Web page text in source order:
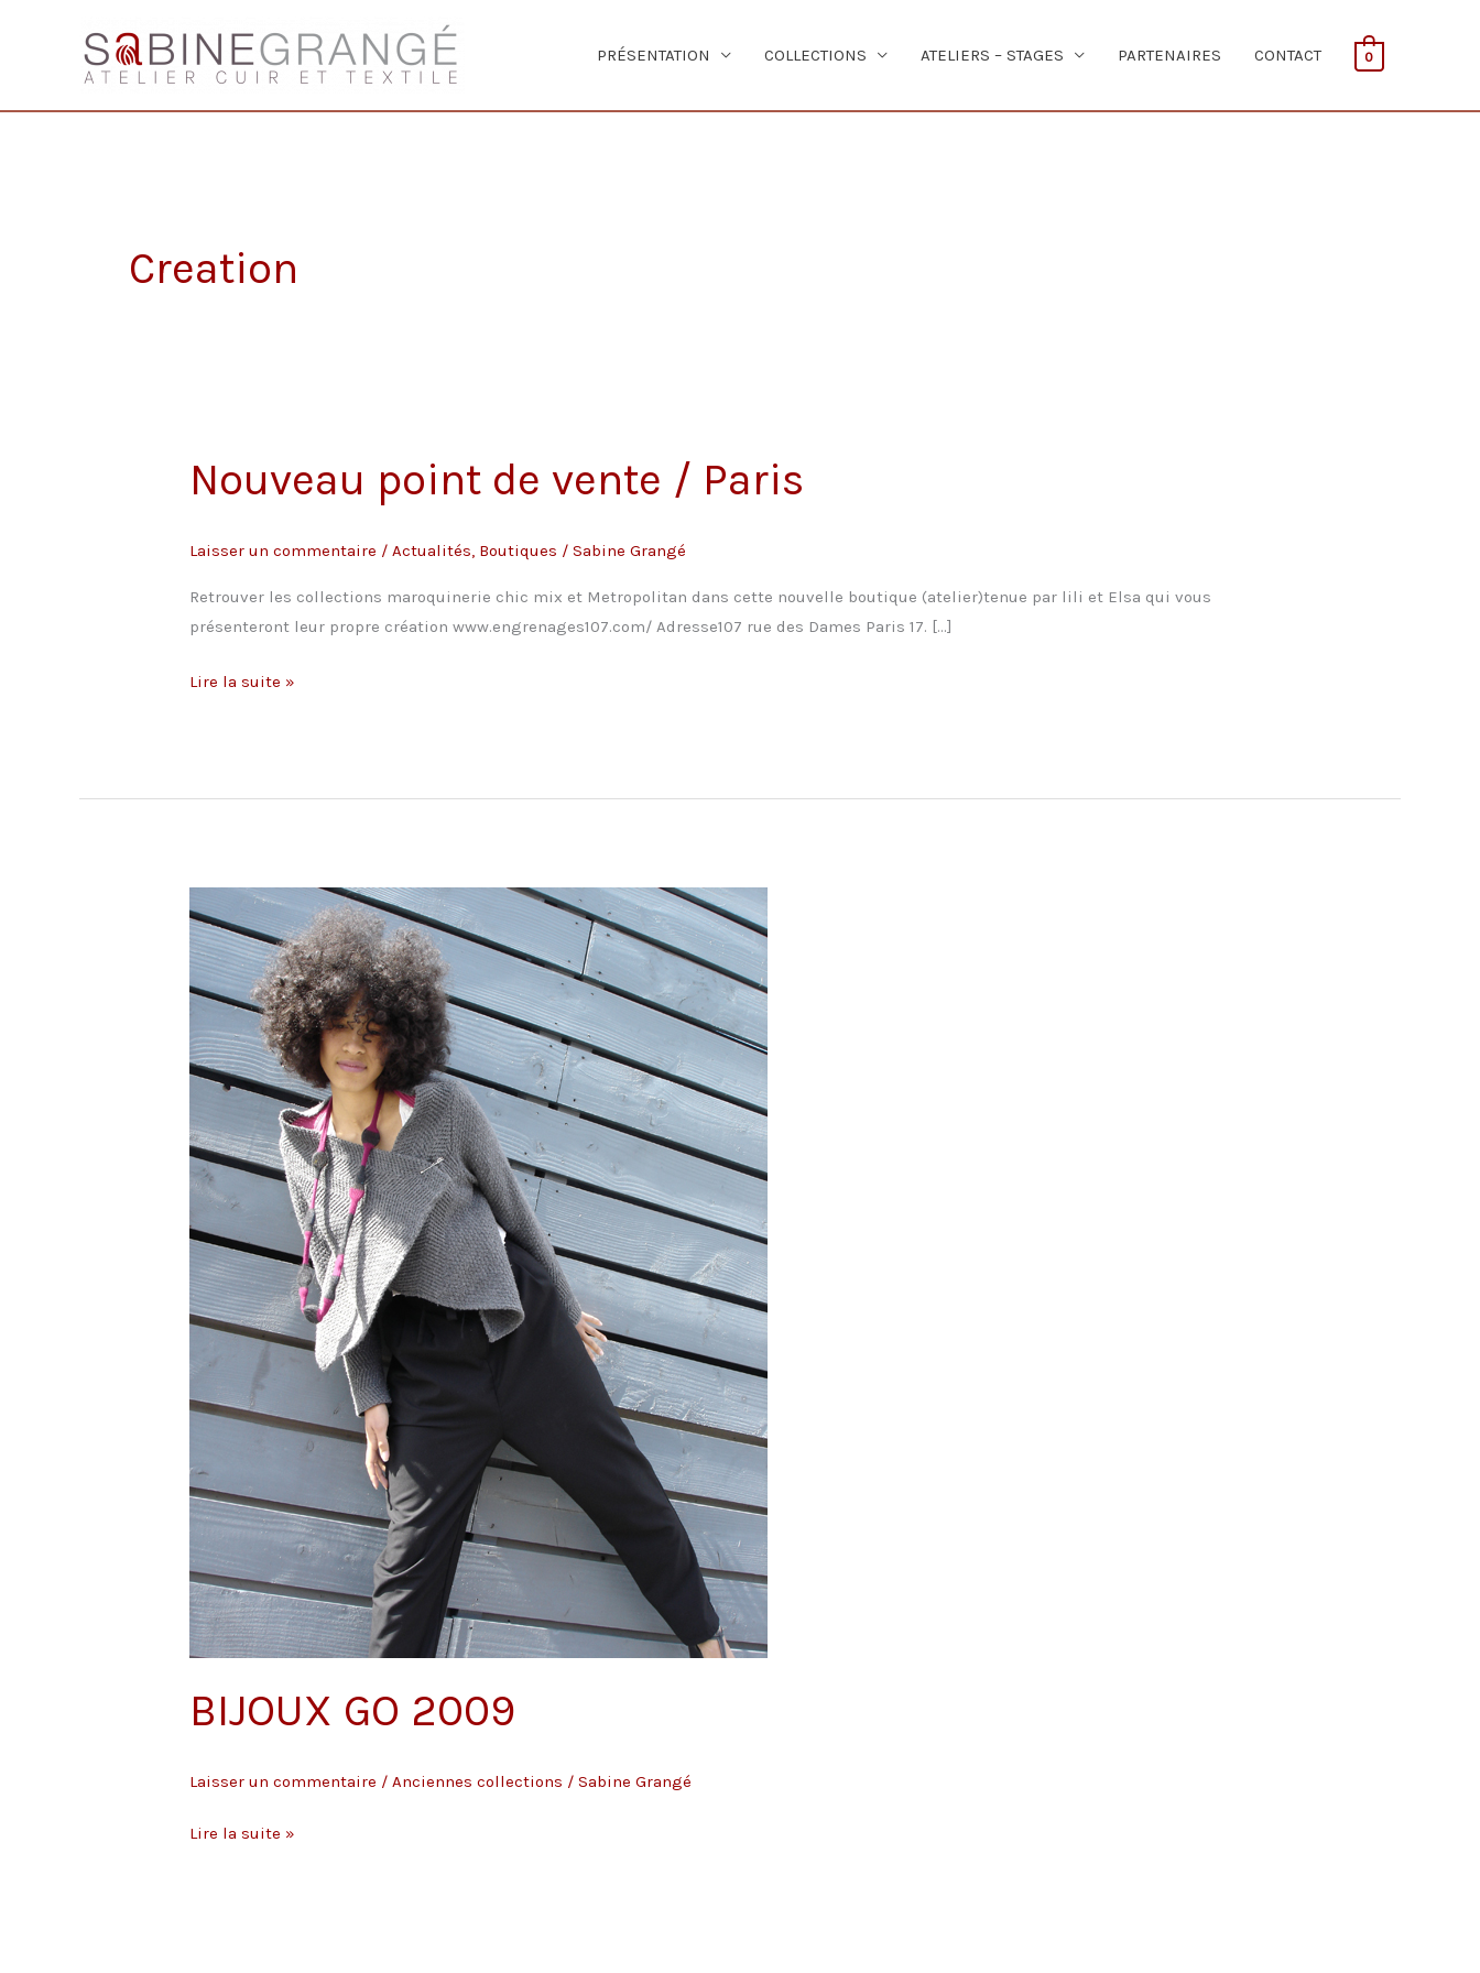
PRÉSENTATION COLLECTIONS ATELIERS – STAGES PARTENAIRES CONTACT 0
Creation
Nouveau point de vente / Paris
Laisser un commentaire /Actualités, Boutiques /Sabine Grangé
Retrouver les collections maroquinerie chic mix et Metropolitan dans cette nouvelle boutique (atelier)tenue par lili et Elsa qui vous
présenteront leur propre création www.engrenages107.com/ Adresse107 rue des Dames Paris 17. […]
Nouveau
/
Lire la suite »
BIJOUX GO 2009
Laisser un commentaire /Anciennes collections /Sabine Grangé
BIJOUX
Lire la suite »